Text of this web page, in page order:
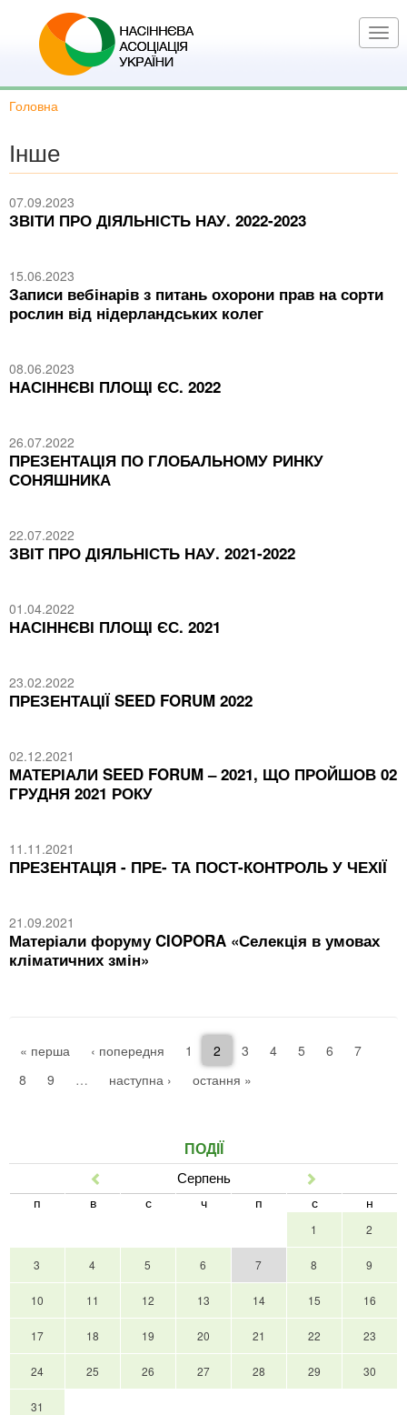
основного
Головна
Інше
07.09.2023
ЗВІТИ ПРО ДІЯЛЬНІСТЬ НАУ. 2022-2023
15.06.2023
Записи вебінарів з питань охорони прав на сорти
рослин від нідерландських колег
08.06.2023
НАСІННЄВІ ПЛОЩІ ЄС. 2022
26.07.2022
ПРЕЗЕНТАЦІЯ ПО ГЛОБАЛЬНОМУ РИНКУ
СОНЯШНИКА
22.07.2022
ЗВІТ ПРО ДІЯЛЬНІСТЬ НАУ. 2021-2022
01.04.2022
НАСІННЄВІ ПЛОЩІ ЄС. 2021
23.02.2022
ПРЕЗЕНТАЦІЇ SEED FORUM 2022
02.12.2021
МАТЕРІАЛИ SEED FORUM – 2021, ЩО ПРОЙШОВ 02
ГРУДНЯ 2021 РОКУ
11.11.2021
ПРЕЗЕНТАЦІЯ - ПРЕ- ТА ПОСТ-КОНТРОЛЬ У ЧЕХІЇ
21.09.2021
Матеріали форуму CIOPORA «Селекція в умовах
кліматичних змін»
« перша ‹ попередня 1 2 3 4 5 6
7
8
9 … наступна › остання »
ПОДІЇ
Серпень
п в с ч п с н
1 2
3 4 5 6 7 8 9
10 11 12 13 14 15 16
17 18 19 20 21 22 23
24 25 26 27 28 29 30
31